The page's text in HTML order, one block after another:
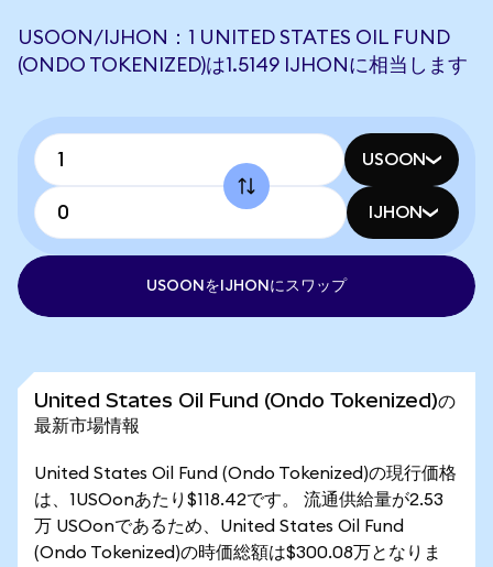
USOON/IJHON：1 UNITED STATES OIL FUND
(ONDO TOKENIZED)は1.5149 IJHONに相当します
USOON
IJHON
USOONをIJHONにスワップ
United States Oil Fund (Ondo Tokenized)の
最新市場情報
United States Oil Fund (Ondo Tokenized)の現行価格
は、1USOonあたり$118.42です。 流通供給量が2.53
万 USOonであるため、United States Oil Fund
(Ondo Tokenized)の時価総額は$300.08万となりま